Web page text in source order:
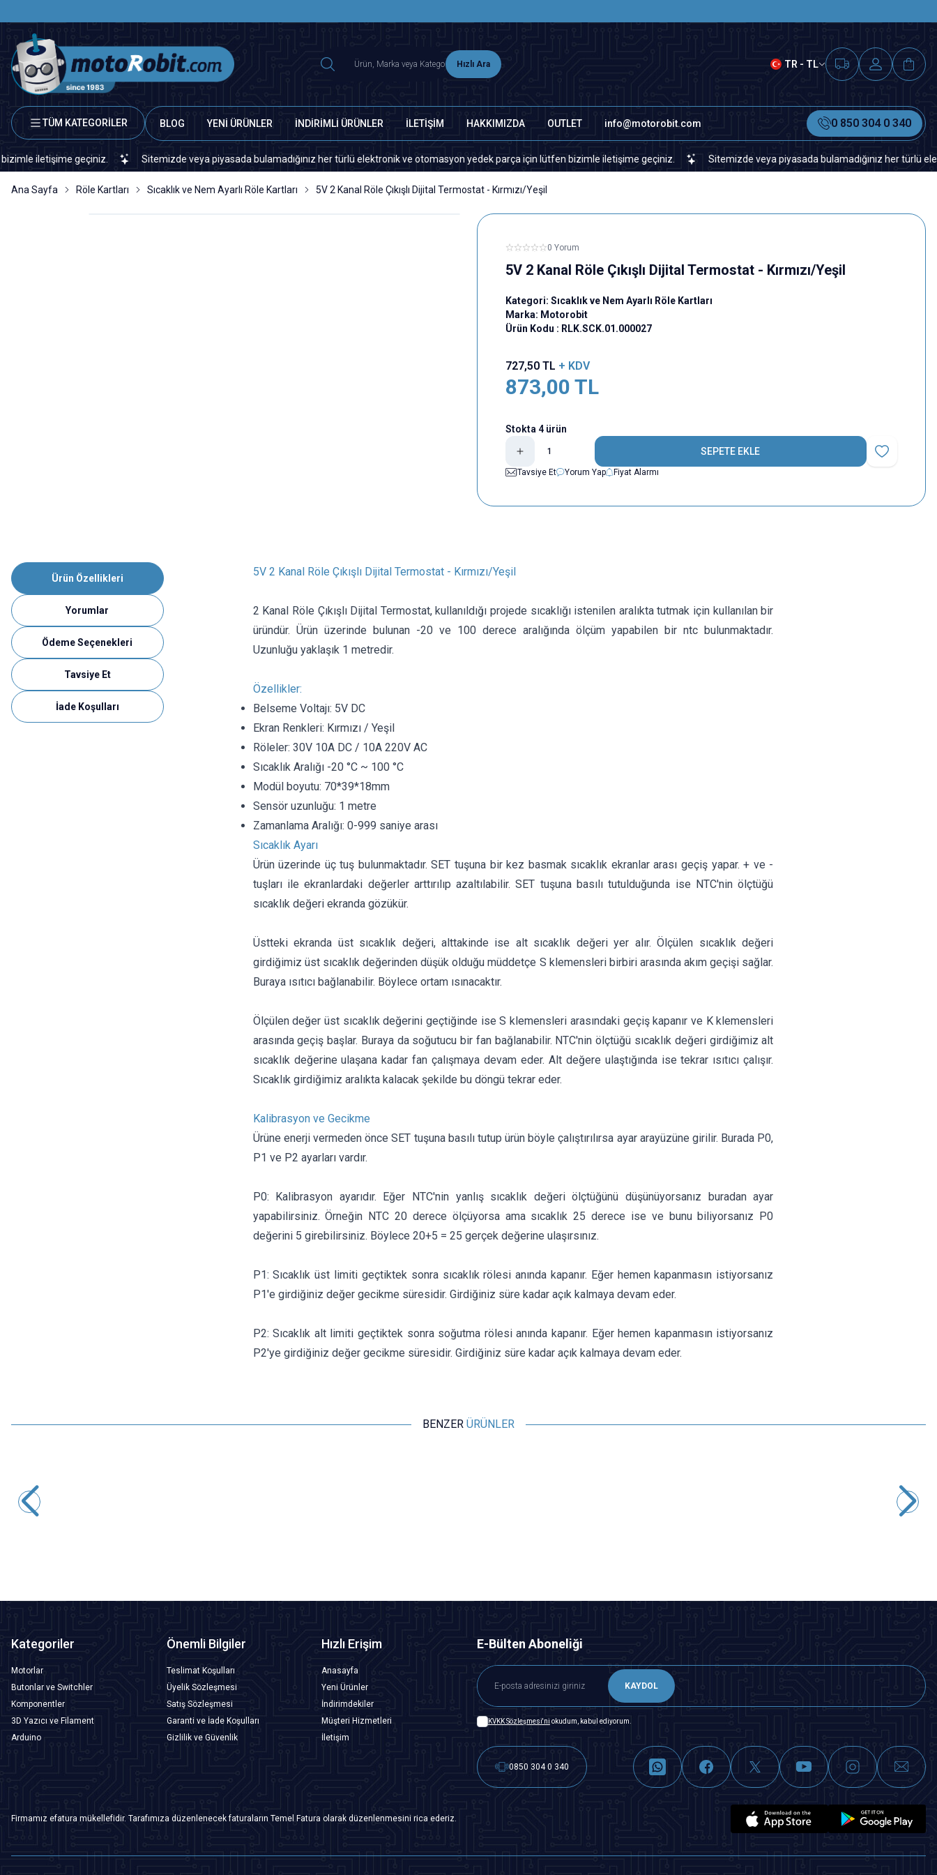
Hızlı Ara TR - TL
TÜM KATEGORİLER BLOG YENİ ÜRÜNLER İNDİRİMLİ ÜRÜNLER İLETİŞİM HAKKIMIZDA OUTLET info@motorobit.com 0 850 304 0 340
geçiniz. Sitemizde veya piyasada bulamadığınız her türlü elektronik ve otomasyon yedek parça için lütfen bizimle iletişime geçiniz. Sitemizde veya piyasada bulamadığınız her türlü
Ana Sayfa Röle Kartları Sıcaklık ve Nem Ayarlı Röle Kartları 5V 2 Kanal Röle Çıkışlı Dijital Termostat - Kırmızı/Yeşil
0 Yorum
5V 2 Kanal Röle Çıkışlı Dijital Termostat - Kırmızı/Yeşil
Kategori: Sıcaklık ve Nem Ayarlı Röle Kartları
Marka: Motorobit
Ürün Kodu : RLK.SCK.01.000027
727,50TL + KDV
873,00 TL
Stokta 4 ürün
SEPETE EKLE
Favoriye Ekle
Tavsiye Et
Yorum Yap Fiyat Alarmı
Ürün Özellikleri
Yorumlar
Ödeme Seçenekleri
Tavsiye Et
İade Koşulları
5V 2 Kanal Röle Çıkışlı Dijital Termostat - Kırmızı/Yeşil
2 Kanal Röle Çıkışlı Dijital Termostat, kullanıldığı projede sıcaklığı istenilen aralıkta tutmak için kullanılan bir
üründür. Ürün üzerinde bulunan -20 ve 100 derece aralığında ölçüm yapabilen bir ntc bulunmaktadır.
Uzunluğu yaklaşık 1 metredir.
Özellikler:
Belseme Voltajı: 5V DC
Ekran Renkleri: Kırmızı / Yeşil
Röleler: 30V 10A DC / 10A 220V AC
Sıcaklık Aralığı -20 °C ~ 100 °C
Modül boyutu: 70*39*18mm
Sensör uzunluğu: 1 metre
Zamanlama Aralığı: 0-999 saniye arası
Sıcaklık Ayarı
Ürün üzerinde üç tuş bulunmaktadır. SET tuşuna bir kez basmak sıcaklık ekranlar arası geçiş yapar. + ve -
tuşları ile ekranlardaki değerler arttırılıp azaltılabilir. SET tuşuna basılı tutulduğunda ise NTC'nin ölçtüğü
sıcaklık değeri ekranda gözükür.
Üstteki ekranda üst sıcaklık değeri, alttakinde ise alt sıcaklık değeri yer alır. Ölçülen sıcaklık değeri
girdiğimiz üst sıcaklık değerinden düşük olduğu müddetçe S klemensleri birbiri arasında akım geçişi sağlar.
Buraya ısıtıcı bağlanabilir. Böylece ortam ısınacaktır.
Ölçülen değer üst sıcaklık değerini geçtiğinde ise S klemensleri arasındaki geçiş kapanır ve K klemensleri
arasında geçiş başlar. Buraya da soğutucu bir fan bağlanabilir. NTC'nin ölçtüğü sıcaklık değeri girdiğimiz alt
sıcaklık değerine ulaşana kadar fan çalışmaya devam eder. Alt değere ulaştığında ise tekrar ısıtıcı çalışır.
Sıcaklık girdiğimiz aralıkta kalacak şekilde bu döngü tekrar eder.
Kalibrasyon ve Gecikme
Ürüne enerji vermeden önce SET tuşuna basılı tutup ürün böyle çalıştırılırsa ayar arayüzüne girilir. Burada P0,
P1 ve P2 ayarları vardır.
P0: Kalibrasyon ayarıdır. Eğer NTC'nin yanlış sıcaklık değeri ölçtüğünü düşünüyorsanız buradan ayar
yapabilirsiniz. Örneğin NTC 20 derece ölçüyorsa ama sıcaklık 25 derece ise ve bunu biliyorsanız P0
değerini 5 girebilirsiniz. Böylece 20+5 = 25 gerçek değerine ulaşırsınız.
P1: Sıcaklık üst limiti geçtiktek sonra sıcaklık rölesi anında kapanır. Eğer hemen kapanmasın istiyorsanız
P1'e girdiğiniz değer gecikme süresidir. Girdiğiniz süre kadar açık kalmaya devam eder.
P2: Sıcaklık alt limiti geçtiktek sonra soğutma rölesi anında kapanır. Eğer hemen kapanmasın istiyorsanız
P2'ye girdiğiniz değer gecikme süresidir. Girdiğiniz süre kadar açık kalmaya devam eder.
BENZER ÜRÜNLER
Kategoriler
Motorlar
Butonlar ve Switchler
Komponentler
3D Yazıcı ve Filament
Arduino
Önemli Bilgiler
Teslimat Koşulları
Üyelik Sözleşmesi
Satış Sözleşmesi
Garanti ve İade Koşulları
Gizlilik ve Güvenlik
Hızlı Erişim
Anasayfa
Yeni Ürünler
İndirimdekiler
Müşteri Hizmetleri
İletişim
E-Bülten Aboneliği
KAYDOL
KVKK Sözleşmesi'ni okudum, kabul ediyorum.
0850 304 0 340
Firmamız efatura mükellefidir. Tarafımıza düzenlenecek faturaların Temel Fatura olarak düzenlenmesini rica ederiz.